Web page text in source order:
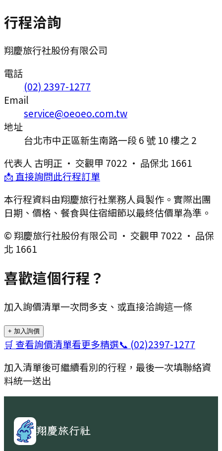
行程洽詢
翔慶旅行社股份有限公司
電話
(02) 2397-1277
Email
service@oeoeo.com.tw
地址
台北市中正區新生南路一段 6 號 10 樓之 2
代表人 古明正 · 交觀甲 7022 · 品保北 1661
📩 直接詢問此行程訂單
本行程資料由翔慶旅行社業務人員製作。實際出團
日期、價格、餐食與住宿細節以最終估價單為準。
© 翔慶旅行社股份有限公司 · 交觀甲 7022 · 品保
北 1661
喜歡這個行程？
加入詢價清單一次問多支、或直接洽詢這一條
+ 加入詢價
🛒 查看詢價清單看更多精選📞 (02)2397-1277
加入清單後可繼續看別的行程，最後一次填聯絡資
料統一送出
翔慶旅行社